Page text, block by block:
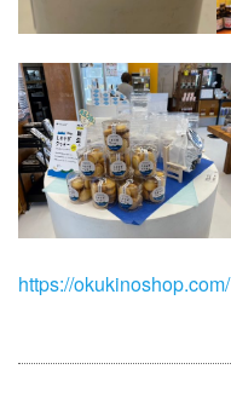
https://okukinoshop.com/